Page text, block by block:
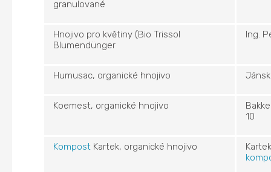
granulované
Hnojivo pro květiny (Bio Trissol
Blumendünger
Ing.
Humusac, organické hnojivo
Koemest, organické hnojivo
10
Kompost Kartek, organické hnojivo